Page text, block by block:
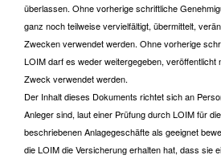
überlassen. Ohne vorherige schriftliche
ganz noch teilweise vervielfältigt, übermittelt,
Zwecken verwendet werden. Ohne vorherige
LOIM darf es weder weitergegeben, veröffentlicht
Zweck verwendet werden.
Der Inhalt dieses Dokuments richtet sich an
Anleger sind, laut einer Prüfung durch LOIM für
beschriebenen Anlagegeschäfte als geeignet
die LOIM die Versicherung erhalten hat, dass sie